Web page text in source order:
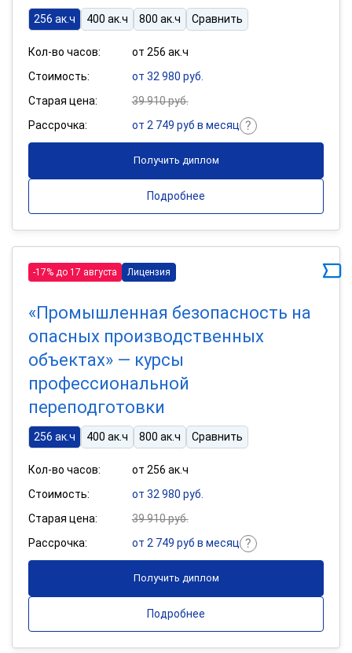
256 ак.ч 400 ак.ч 800 ак.ч Сравнить
Кол-во часов:
от 256 ак.ч
Стоимость:
от 32 980 руб.
Старая цена:
39 910 руб.
Рассрочка:
от 2 749 руб в месяц
Получить диплом
Подробнее
-17% до 17 августа Лицензия
«Промышленная безопасность на
опасных производственных
объектах» — курсы
профессиональной
переподготовки
256 ак.ч 400 ак.ч 800 ак.ч Сравнить
Кол-во часов:
от 256 ак.ч
Стоимость:
от 32 980 руб.
Старая цена:
39 910 руб.
Рассрочка:
от 2 749 руб в месяц
Получить диплом
Подробнее